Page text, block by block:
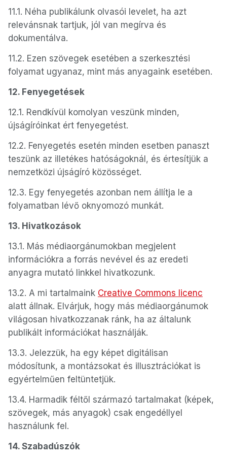
11.1. Néha publikálunk olvasói levelet, ha azt
relevánsnak tartjuk, jól van megírva és
dokumentálva.
11.2. Ezen szövegek esetében a szerkesztési
folyamat ugyanaz, mint más anyagaink esetében.
12. Fenyegetések
12.1. Rendkívül komolyan veszünk minden,
újságíróinkat ért fenyegetést.
12.2. Fenyegetés esetén minden esetben panaszt
teszünk az illetékes hatóságoknál, és értesítjük a
nemzetközi újságíró közösséget.
12.3. Egy fenyegetés azonban nem állítja le a
folyamatban lévő oknyomozó munkát.
13. Hivatkozások
13.1. Más médiaorgánumokban megjelent
információkra a forrás nevével és az eredeti
anyagra mutató linkkel hivatkozunk.
13.2. A mi tartalmaink Creative Commons licenc
alatt állnak. Elvárjuk, hogy más médiaorgánumok
világosan hivatkozzanak ránk, ha az általunk
publikált információkat használják.
13.3. Jelezzük, ha egy képet digitálisan
módosítunk, a montázsokat és illusztrációkat is
egyértelműen feltüntetjük.
13.4. Harmadik féltől származó tartalmakat (képek,
szövegek, más anyagok) csak engedéllyel
használunk fel.
14. Szabadúszók